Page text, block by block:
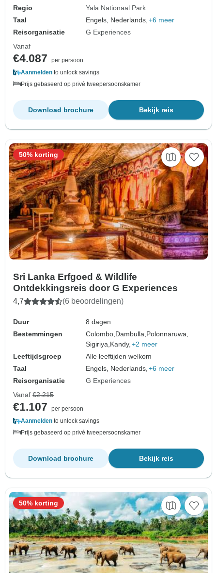
Regio
Yala Nationaal Park
Taal
Engels, Nederlands, +6 meer
Reisorganisatie
G Experiences
Vanaf
€4.087
per persoon
Aanmelden to unlock savings
Prijs gebaseerd op privé tweepersoonskamer
Bekijk reis
Download brochure
Sri Lanka Erfgoed & Wildlife
Ontdekkingsreis door G Experiences
4,7 (6 beoordelingen)
Duur
8 dagen
Bestemmingen
Colombo, Dambulla, Polonnaruwa,
Sigiriya, Kandy, +2 meer
Leeftijdsgroep
Alle leeftijden welkom
Taal
Engels, Nederlands, +6 meer
Reisorganisatie
G Experiences
50% korting
Vanaf €2.215
€1.107
per persoon
Aanmelden to unlock savings
Prijs gebaseerd op privé tweepersoonskamer
Bekijk reis
Download brochure
50% korting